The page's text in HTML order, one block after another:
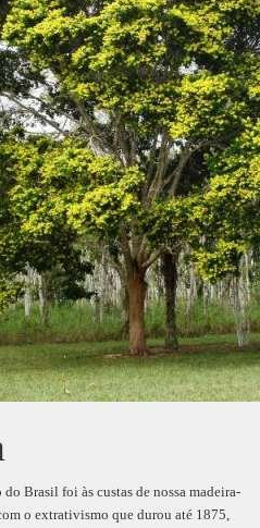
Brasil foi às custas de nossa madeira-
o extrativismo que durou até 1875,